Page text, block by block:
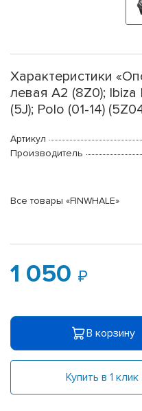
Характеристики
левая A2 (8Z0); Ibiza
(5J); Polo (01-14)
Артикул
Производитель
Все товары «FINWHALE»
1 050
В корзину
Купить в 1 клик